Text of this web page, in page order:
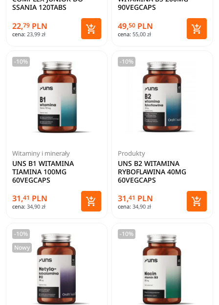
SSANIA 120TABS
22,79 PLN
cena: 23,99 zł 
Dodaj do koszyka
90VEGCAPS
49,50 PLN
cena: 55,00 zł 
Dodaj
-10%
Witaminy i minerały
UNS B1 WITAMINA
TIAMINA 100MG
60VEGCAPS
31,41 PLN
cena: 34,90 zł 
Dodaj do koszyka
-10%
Produkty
UNS B2 WITAMINA
RYBOFLAWINA 40MG
60VEGCAPS
31,41 PLN
cena: 34,90 zł 
Dodaj
-10%
Nowy
-10%